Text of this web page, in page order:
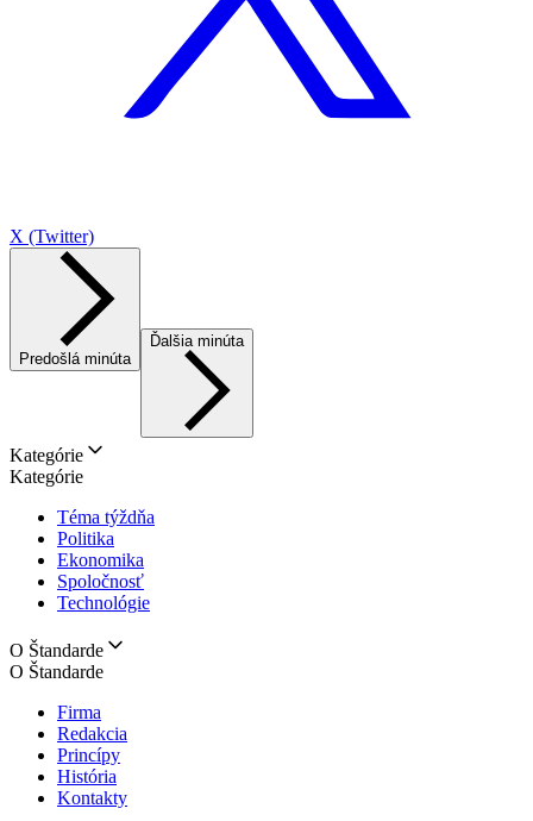
X (Twitter)
Predošlá minúta
Ďalšia minúta
Kategórie
Kategórie
Téma týždňa
Politika
Ekonomika
Spoločnosť
Technológie
O Štandarde
O Štandarde
Firma
Redakcia
Princípy
História
Kontakty